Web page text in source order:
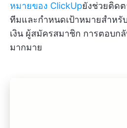
หมายของ ClickUpยังช่วยติด
ทีมและกำหนดเป้าหมายสำหรั
เงิน ผู้สมัครสมาชิก การตอบก
มากมาย